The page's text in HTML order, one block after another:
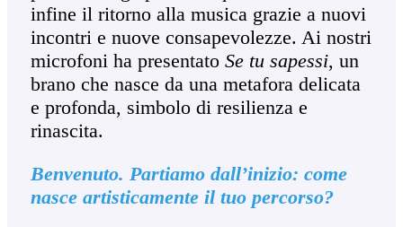
infine il ritorno alla musica grazie a nuovi
incontri e nuove consapevolezze. Ai nostri
microfoni ha presentato Se tu sapessi, un
brano che nasce da una metafora delicata
e profonda, simbolo di resilienza e
rinascita.
Benvenuto. Partiamo dall’inizio: come
nasce artisticamente il tuo percorso?